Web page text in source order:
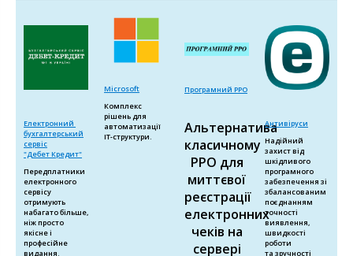
Електронний
бухгалтерський
сервіс
"Дебет Кредит"
Передплатники
електронного
сервісу
отримують
набагато більше,
ніж просто
якісне і
професійне
видання.
Microsoft
Комплекс
рішень для
автоматизації
ІТ-структури.
Програмний РРО
Альтернатива
класичному
РРО для
миттєвої
реєстрації
електронних
чеків на
сервері
Антивіруси
Надійний
захист від
шкідливого
програмного
забезпечення зі
збалансованим
поєднанням
точності
виявлення,
швидкості
роботи
та зручності